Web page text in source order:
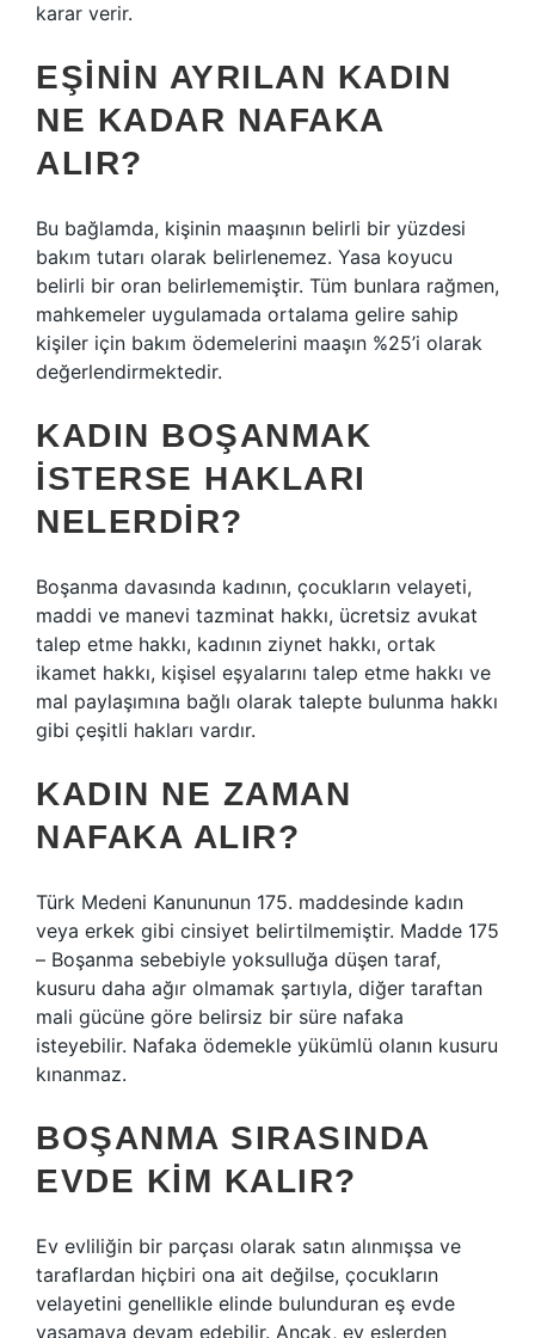
karar verir.
EŞININ AYRILAN KADIN
NE KADAR NAFAKA
ALIR?
Bu bağlamda, kişinin maaşının belirli bir yüzdesi
bakım tutarı olarak belirlenemez. Yasa koyucu
belirli bir oran belirlememiştir. Tüm bunlara rağmen,
mahkemeler uygulamada ortalama gelire sahip
kişiler için bakım ödemelerini maaşın %25’i olarak
değerlendirmektedir.
KADIN BOŞANMAK
ISTERSE HAKLARI
NELERDIR?
Boşanma davasında kadının, çocukların velayeti,
maddi ve manevi tazminat hakkı, ücretsiz avukat
talep etme hakkı, kadının ziynet hakkı, ortak
ikamet hakkı, kişisel eşyalarını talep etme hakkı ve
mal paylaşımına bağlı olarak talepte bulunma hakkı
gibi çeşitli hakları vardır.
KADIN NE ZAMAN
NAFAKA ALIR?
Türk Medeni Kanununun 175. maddesinde kadın
veya erkek gibi cinsiyet belirtilmemiştir. Madde 175
– Boşanma sebebiyle yoksulluğa düşen taraf,
kusuru daha ağır olmamak şartıyla, diğer taraftan
mali gücüne göre belirsiz bir süre nafaka
isteyebilir. Nafaka ödemekle yükümlü olanın kusuru
kınanmaz.
BOŞANMA SIRASINDA
EVDE KIM KALIR?
Ev evliliğin bir parçası olarak satın alınmışsa ve
taraflardan hiçbiri ona ait değilse, çocukların
velayetini genellikle elinde bulunduran eş evde
yaşamaya devam edebilir. Ancak, ev eşlerden